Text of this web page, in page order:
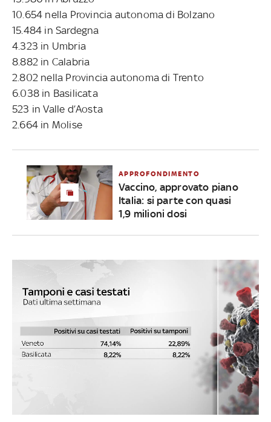
10.654 nella Provincia autonoma di Bolzano
15.484 in Sardegna
4.323 in Umbria
8.882 in Calabria
2.802 nella Provincia autonoma di Trento
6.038 in Basilicata
523 in Valle d’Aosta
2.664 in Molise
APPROFONDIMENTO
Vaccino, approvato piano
Italia: si parte con quasi
1,9 milioni dosi